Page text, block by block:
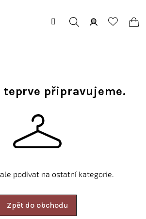
teprve připravujeme.
podívat na ostatní kategorie.
Zpět do obchodu